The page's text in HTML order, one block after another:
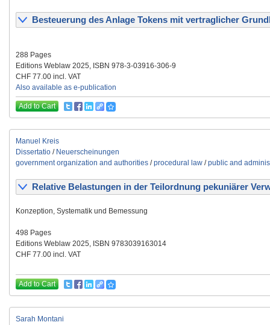
Besteuerung des Anlage Tokens mit vertraglicher
288 Pages
Editions Weblaw 2025, ISBN 978-3-03916-306-9
CHF 77.00 incl. VAT
Also available as e-publication
Add to Cart
Manuel Kreis
Dissertatio / Neuerscheinungen
government organization and authorities /procedural law /public and
Relative Belastungen in der Teilordnung pekuniärer
Konzeption, Systematik und Bemessung
498 Pages
Editions Weblaw 2025, ISBN 9783039163014
CHF 77.00 incl. VAT
Add to Cart
Sarah Montani